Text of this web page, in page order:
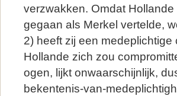
verzwakken. Omdat
gegaan als Merkel vertelde,
2) heeft zij een
Hollande zich zou
ogen, lijkt onwaarschijnlijk,
bekentenis-van-